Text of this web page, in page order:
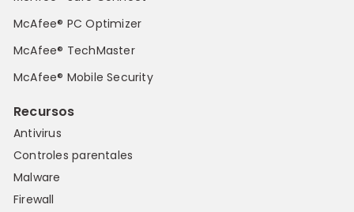
McAfee® PC Optimizer
McAfee® TechMaster
McAfee® Mobile Security
Recursos
Antivirus
Controles parentales
Malware
Firewall